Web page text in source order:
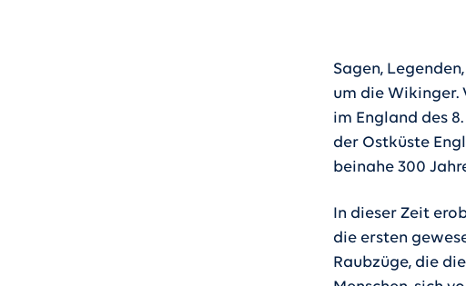
Sagen,
um die Wikinger.
im England des
der Ostküste
beinahe 300
In dieser Zeit
die ersten
Raubzüge, die